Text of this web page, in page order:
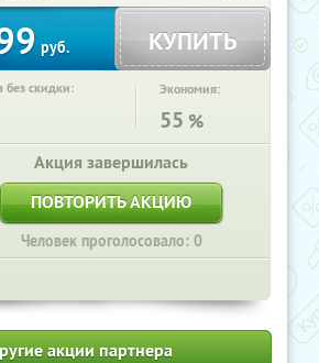
руб. КУПИТЬ
без скидки: Экономия:
55 %
Акция завершилась
ПОВТОРИТЬ АКЦИЮ
Человек проголосовало: 0
акции партнера